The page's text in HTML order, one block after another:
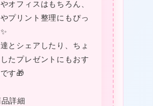
オフィスはもちろん、
プリント整理にもぴっ
とシェアしたり、ちょ
たプレゼントにもおす
す🎁
詳細